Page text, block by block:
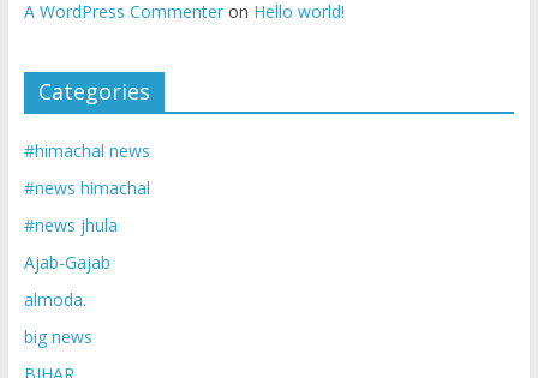
A WordPress Commenteron Hello world!
Categories
#himachal news
#news himachal
#news jhula
Ajab-Gajab
almoda.
big news